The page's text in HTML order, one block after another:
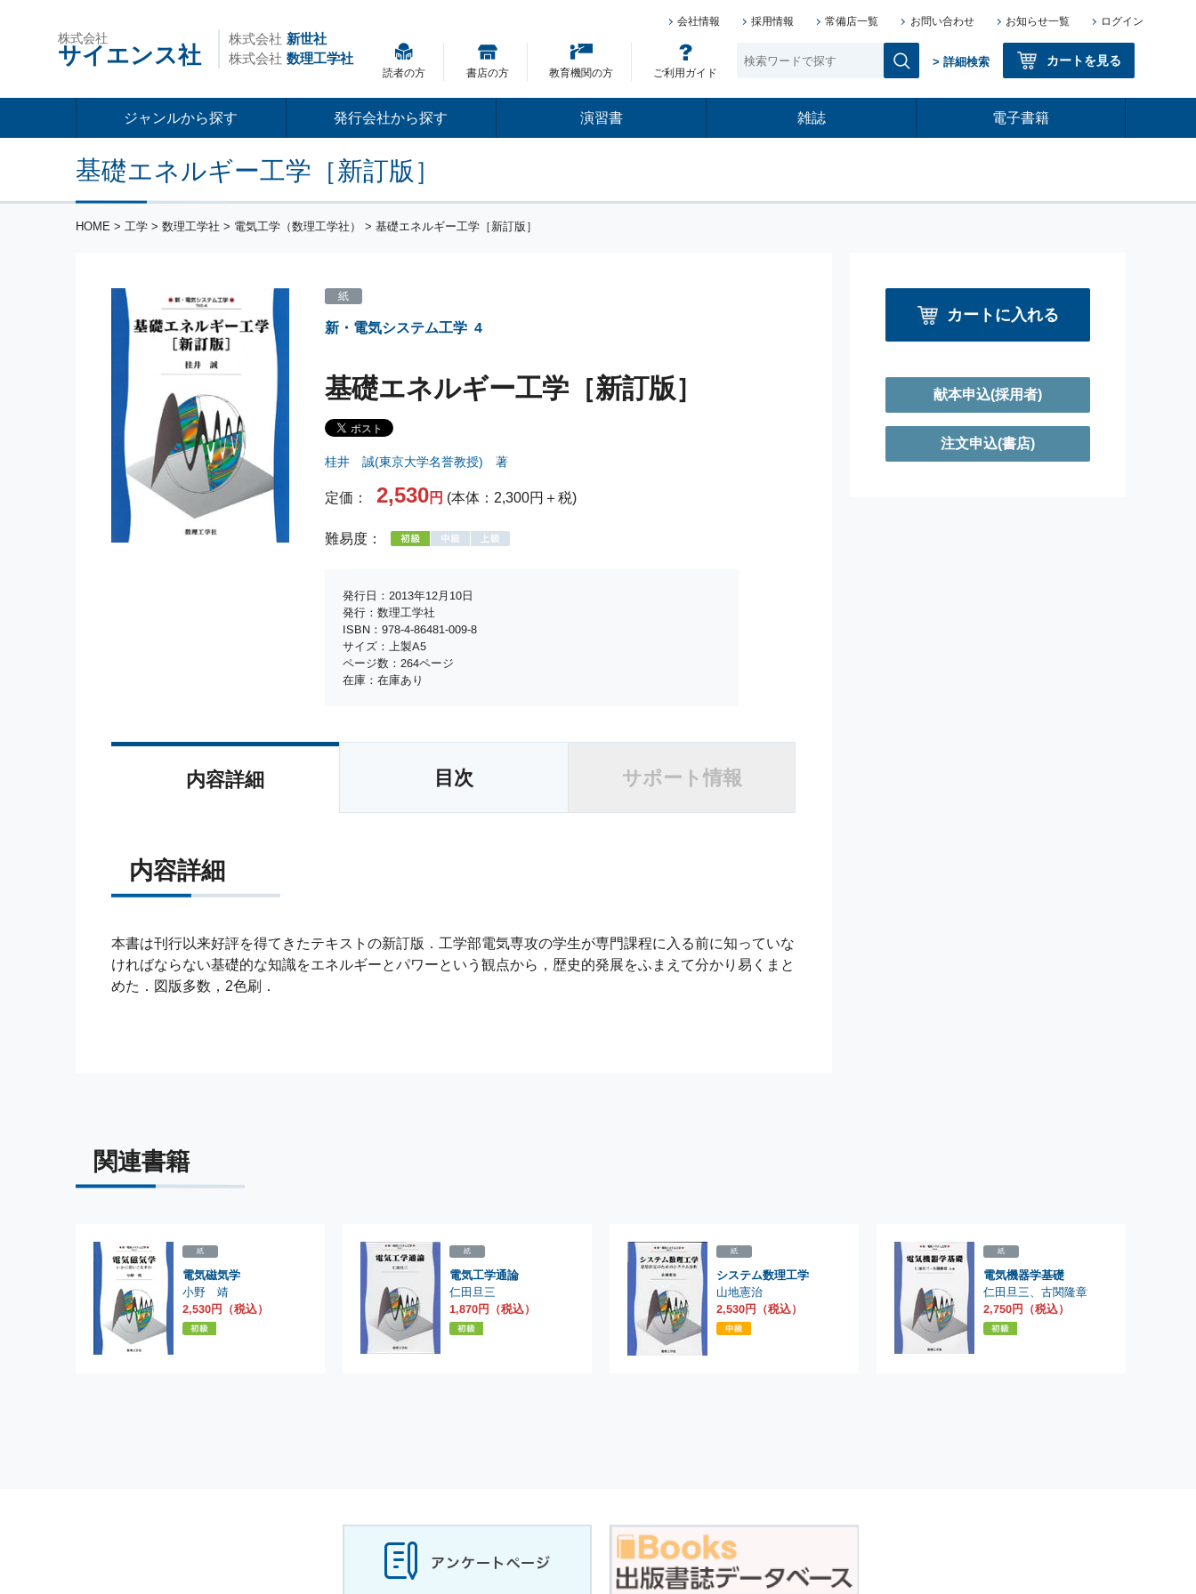
株式会社
サイエンス社
株式会社 新世社
株式会社 数理工学社
会社情報 採用情報 常備店一覧 お問い合わせ お知らせ一覧 ログイン
読者の方 書店の方 教育機関の方 ご利用ガイド
> 詳細検索 カートを見る
ジャンルから探す 発行会社から探す 演習書 雑誌 電子書籍
基礎エネルギー工学［新訂版］
HOME > 工学 > 数理工学社 > 電気工学（数理工学社） > 基礎エネルギー工学［新訂版］
紙
新・電気システム工学 4
基礎エネルギー工学［新訂版］
桂井 誠(東京大学名誉教授) 著
定価： 2,530円 (本体：2,300円＋税)
難易度：
発行日：2013年12月10日
発行：数理工学社
ISBN：978-4-86481-009-8
サイズ：上製A5
ページ数：264ページ
在庫：在庫あり
カートに入れる
献本申込(採用者)
注文申込(書店)
内容詳細 目次 サポート情報
内容詳細
本書は刊行以来好評を得てきたテキストの新訂版．工学部電気専攻の学生が専門課程に入る前に知っていな
ければならない基礎的な知識をエネルギーとパワーという観点から，歴史的発展をふまえて分かり易くまと
めた．図版多数，2色刷．
関連書籍
紙
電気磁気学
小野 靖
2,530円（税込）
紙
電気工学通論
仁田旦三
1,870円（税込）
紙
システム数理工学
山地憲治
2,530円（税込）
紙
電気機器学基礎
仁田旦三、古関隆章
2,750円（税込）